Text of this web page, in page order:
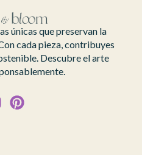
únicas que preservan la
cada pieza, contribuyes
Descubre el arte